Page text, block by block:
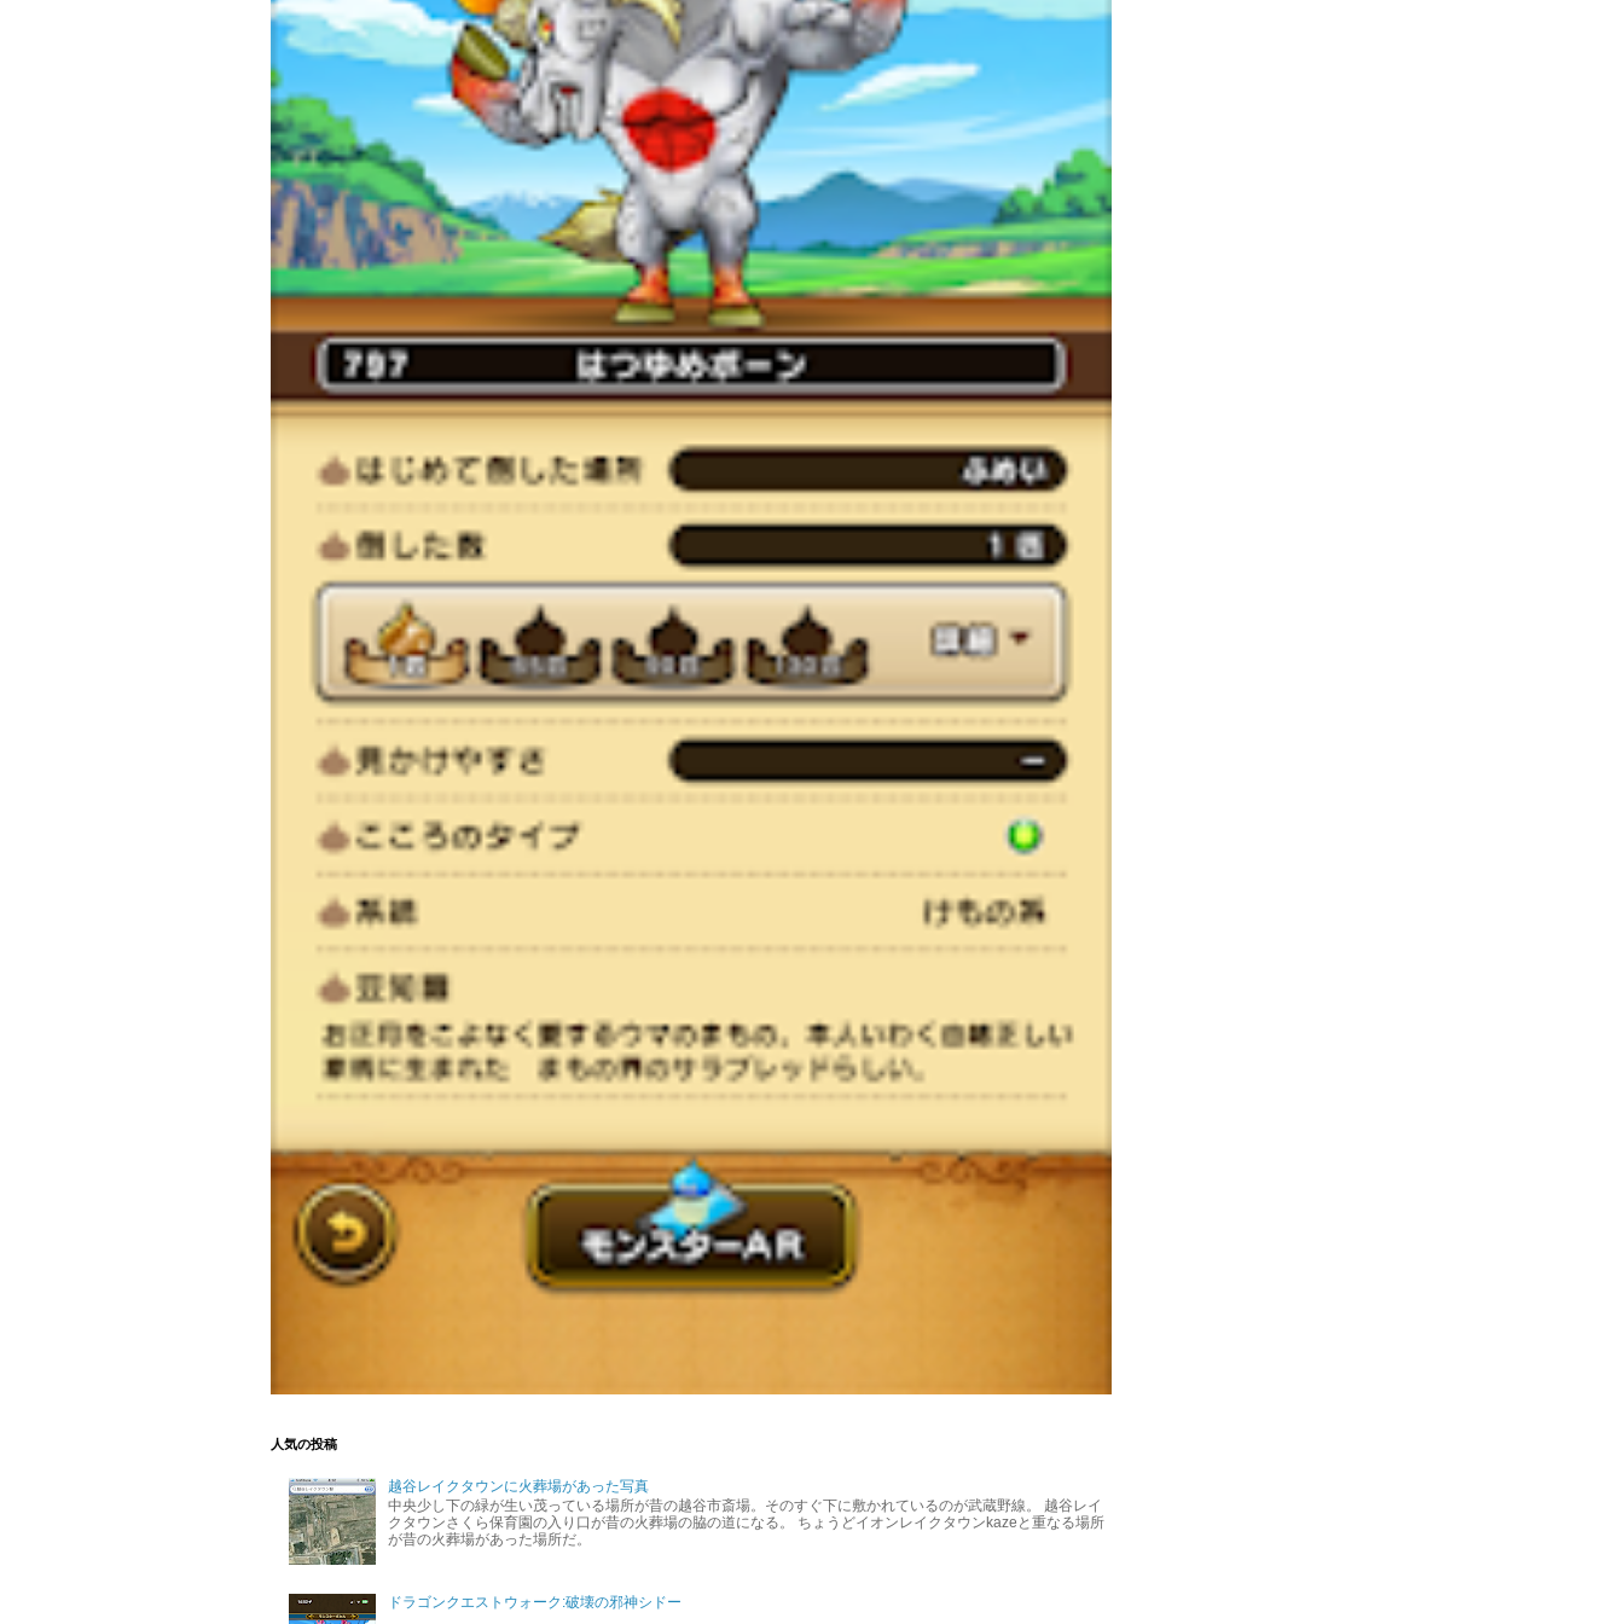
人気の投稿
越谷レイクタウンに火葬場があった写真
中央少し下の緑が生い茂っている場所が昔の越谷市斎場。そのすぐ下に敷かれているのが武蔵野線。 越谷レイ
クタウンさくら保育園の入り口が昔の火葬場の脇の道になる。 ちょうどイオンレイクタウンkazeと重なる場所
が昔の火葬場があった場所だ。
ドラゴンクエストウォーク:破壊の邪神シドー